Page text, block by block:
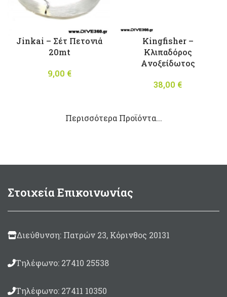
Jinkai – Σέτ Πετονιά
20mt
9,00 €
Kingfisher –
Kλιπαδόρος
Aνοξείδωτος
38,00 €
Περισσότερα Προϊόντα...
Στοιχεία Επικοινωνίας
Διεύθυνση: Πατρών 23, Κόρινθος 20131
Τηλέφωνο: 27410 25538
Τηλέφωνο: 27411 10350